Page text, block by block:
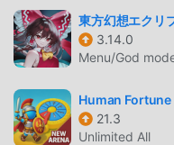
appropriate for all ages,
viewing at work: Some
Violence or Gore,
Blasphemous باعتبارها لعبة شائعة جدًا action مؤخرًا ، اكتسبت
東方幻想エクリ
3.14.0
Menu/God
Human Fortune
21.3
Unlimited All